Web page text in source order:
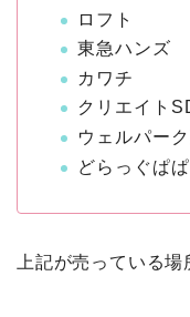
ロフト
東急ハンズ
カワチ
クリエイト
ウェルパー
どらっぐぱ
上記が売っている場